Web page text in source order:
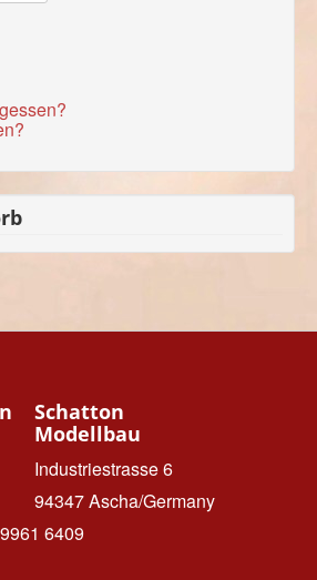
Schatton
Modellbau
Industriestrasse 6
94347 Ascha/Germany
6409